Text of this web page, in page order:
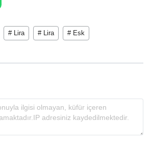
# Lira # Lira # Esk